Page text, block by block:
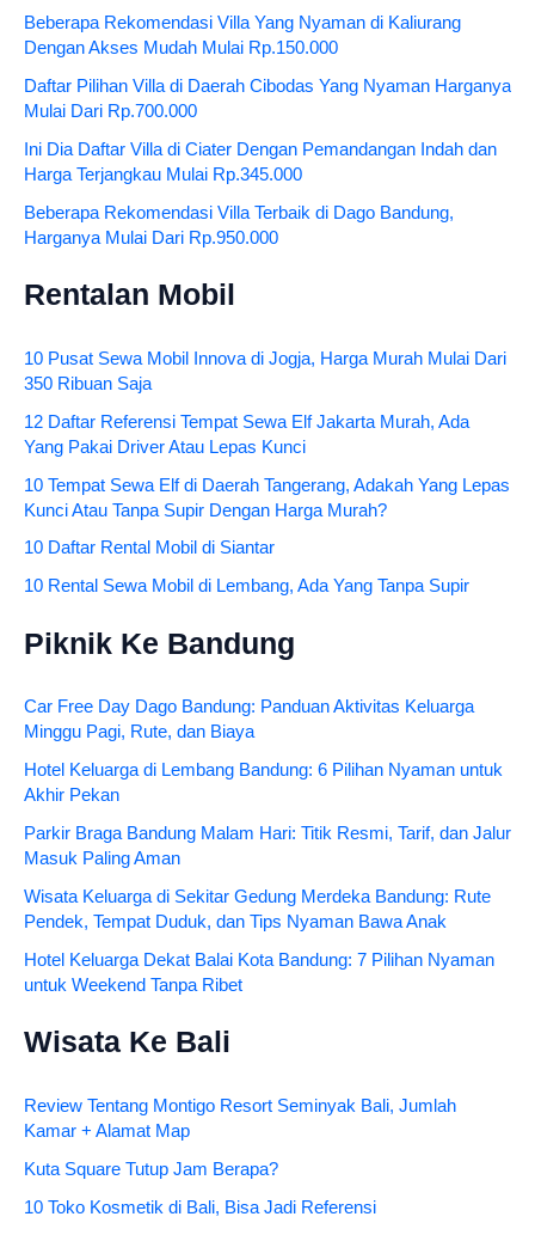
Beberapa Rekomendasi Villa Yang Nyaman di Kaliurang
Dengan Akses Mudah Mulai Rp.150.000
Daftar Pilihan Villa di Daerah Cibodas Yang Nyaman Harganya
Mulai Dari Rp.700.000
Ini Dia Daftar Villa di Ciater Dengan Pemandangan Indah dan
Harga Terjangkau Mulai Rp.345.000
Beberapa Rekomendasi Villa Terbaik di Dago Bandung,
Harganya Mulai Dari Rp.950.000
Rentalan Mobil
10 Pusat Sewa Mobil Innova di Jogja, Harga Murah Mulai Dari
350 Ribuan Saja
12 Daftar Referensi Tempat Sewa Elf Jakarta Murah, Ada
Yang Pakai Driver Atau Lepas Kunci
10 Tempat Sewa Elf di Daerah Tangerang, Adakah Yang Lepas
Kunci Atau Tanpa Supir Dengan Harga Murah?
10 Daftar Rental Mobil di Siantar
10 Rental Sewa Mobil di Lembang, Ada Yang Tanpa Supir
Piknik Ke Bandung
Car Free Day Dago Bandung: Panduan Aktivitas Keluarga
Minggu Pagi, Rute, dan Biaya
Hotel Keluarga di Lembang Bandung: 6 Pilihan Nyaman untuk
Akhir Pekan
Parkir Braga Bandung Malam Hari: Titik Resmi, Tarif, dan Jalur
Masuk Paling Aman
Wisata Keluarga di Sekitar Gedung Merdeka Bandung: Rute
Pendek, Tempat Duduk, dan Tips Nyaman Bawa Anak
Hotel Keluarga Dekat Balai Kota Bandung: 7 Pilihan Nyaman
untuk Weekend Tanpa Ribet
Wisata Ke Bali
Review Tentang Montigo Resort Seminyak Bali, Jumlah
Kamar + Alamat Map
Kuta Square Tutup Jam Berapa?
10 Toko Kosmetik di Bali, Bisa Jadi Referensi